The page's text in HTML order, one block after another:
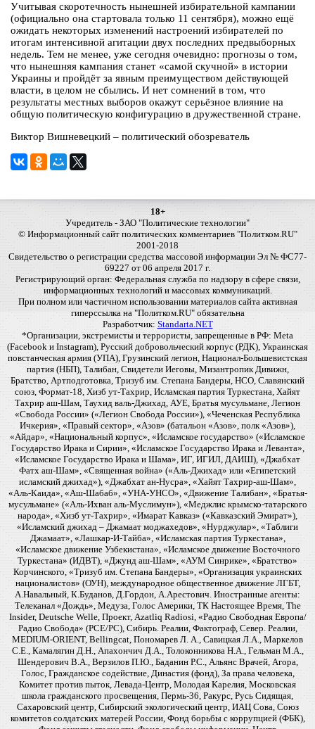
Учитывая скоротечность нынешней избирательной кампании
(официально она стартовала только 11 сентября), можно ещё
ожидать некоторых изменений настроений избирателей по
итогам интенсивной агитации двух последних предвыборных
недель. Тем не менее, уже сегодня очевидно: прогнозы о том,
что нынешняя кампания станет «самой скучной» в истории
Украины и пройдёт за явным преимуществом действующей
власти, в целом не сбылись. И нет сомнений в том, что
результаты местных выборов окажут серьёзное влияние на
общую политическую конфигурацию в дружественной стране.
Виктор Вишневецкий – политический обозреватель
18+
Учредитель - ЗАО "Политические технологии"
© Информационный сайт политических комментариев "Политком.RU"
2001-2018
Свидетельство о регистрации средства массовой информации Эл № ФС77-
69227 от 06 апреля 2017 г.
Регистрирующий орган: Федеральная служба по надзору в сфере связи,
информационных технологий и массовых коммуникаций.
При полном или частичном использовании материалов сайта активная
гиперссылка на "Политком.RU" обязательна
Разработчик: Standarta.NET
*Организации, экстремисты и террористы, запрещенные в РФ: Meta
(Facebook и Instagram), Русский добровольческий корпус (РДК), Украинская
повстанческая армия (УПА), Грузинский легион, Национал-Большевистская
партия (НБП), Талибан, Свидетели Иеговы, Мизантропик Дивижн,
Братство, Артподготовка, Тризуб им. Степана Бандеры, НСО, Славянский
союз, Формат-18, Хизб ут-Тахрир, Исламская партия Туркестана, Хайят
Тахрир аш-Шам, Таухид валь-Джихад, АУЕ, Братья мусульмане, Легион
«Свобода России» («Легион Свобода России»), «Чеченская Республика
Ичкерия», «Правый сектор», «Азов» (батальон «Азов», полк «Азов»),
«Айдар», «Национальный корпус», «Исламское государство» («Исламское
Государство Ирака и Сирии», «Исламское Государство Ирака и Леванта»,
«Исламское Государство Ирака и Шама», ИГ, ИГИЛ, ДАИШ), «Джабхат
Фатх аш-Шам», «Священная война» («Аль-Джихад» или «Египетский
исламский джихад»), «Джабхат ан-Нусра», «Хайят Тахрир-аш-Шам»,
«Аль-Каида», «Аш-Шабаб», «УНА-УНСО», «Движение Талибан», «Братья-
мусульмане» («Аль-Ихван аль-Муслимун»), «Меджлис крымско-татарского
народа», «Хизб ут-Тахрир», «Имарат Кавказ» («Кавказский Эмират»),
«Исламский джихад – Джамаат моджахедов», «Нурджулар», «Таблиги
Джамаат», «Лашкар-И-Тайба», «Исламская партия Туркестана»,
«Исламское движение Узбекистана», «Исламское движение Восточного
Туркестана» (ИДВТ), «Джунд аш-Шам», «АУМ Синрике», «Братство»
Корчинского, «Тризуб им. Степана Бандеры», «Организация украинских
националистов» (ОУН), международное общественное движение ЛГБТ,
А.Навальный, К.Буданов, Д.Гордон, А.Арестович. Иностранные агенты:
Телеканал «Дождь», Медуза, Голос Америки, ТК Настоящее Время, The
Insider, Deutsche Welle, Проект, Azatliq Radiosi, «Радио Свободная Европа/
Радио Свобода» (PCE/PC), Сибирь. Реалии, Фактограф, Север. Реалии,
MEDIUM-ORIENT, Bellingcat, Пономарев Л. А., Савицкая Л.А., Маркелов
С.Е., Камалягин Д.Н., Апахончич Д.А., Толоконникова Н.А., Гельман М.А.,
Шендерович В.А., Верзилов П.Ю., Баданин Р.С., Альянс Врачей, Агора,
Голос, Гражданское содействие, Династия (фонд), За права человека,
Комитет против пыток, Левада-Центр, Молодая Карелия, Московская
школа гражданского просвещения, Пермь-36, Ракурс, Русь Сидящая,
Сахаровский центр, Сибирский экологический центр, ИАЦ Сова, Союз
комитетов солдатских матерей России, Фонд борьбы с коррупцией (ФБК),